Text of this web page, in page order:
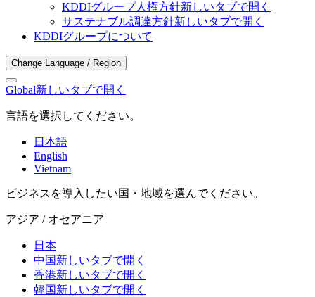
KDDIグループ人権方針新しいタブで開く
サステナブル調達方針新しいタブで開く
KDDIグループについて
Change Language / Region
Global新しいタブで開く
言語を選択してください。
日本語
English
Vietnam
ビジネスを導入したい国・地域を選んでください。
アジア / オセアニア
日本
中国新しいタブで開く
香港新しいタブで開く
韓国新しいタブで開く